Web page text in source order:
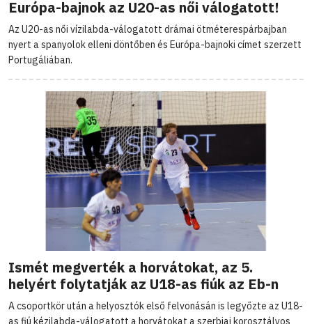
Európa-bajnok az U20-as női válogatott!
Az U20-as női vízilabda-válogatott drámai ötméterespárbajban
nyert a spanyolok elleni döntőben és Európa-bajnoki címet szerzett
Portugáliában.
Ismét megverték a horvátokat, az 5.
helyért folytatják az U18-as fiúk az Eb-n
A csoportkör után a helyosztók első felvonásán is legyőzte az U18-
as fiú kézilabda-válogatott a horvátokat a szerbiai korosztályos